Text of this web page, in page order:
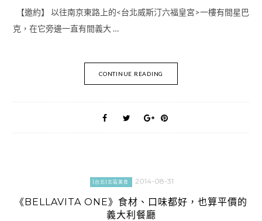
【邀約】 以往南京東路上的<台北威斯汀六福皇宮>一樓有間星巴
克，在它旁邊一直有間義大 …
CONTINUE READING
[台北]北區美食 2014-08-31
《BELLAVITA ONE》食材、口味都好，也算平價的
義大利餐廳